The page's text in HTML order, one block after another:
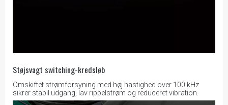
Støjsvagt switching-kredsløb
Omskiftet strømforsyning med høj hastighed over 100 kHz
sikrer stabil udgang, lav rippelstrøm og reduceret vibration.